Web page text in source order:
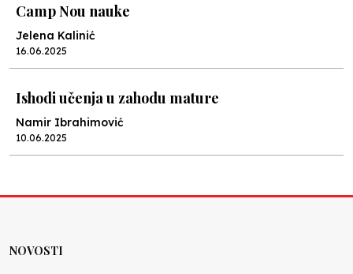
Camp Nou nauke
Jelena Kalinić
16.06.2025
Ishodi učenja u zahodu mature
Namir Ibrahimović
10.06.2025
NOVOSTI